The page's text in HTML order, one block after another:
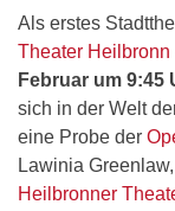
Als erstes
Theater Heilbronn
Februar um 9:45
sich in der Welt
eine Probe der
Lawinia
Heilbronner